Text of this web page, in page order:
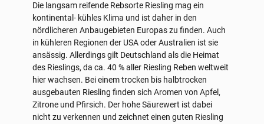
Die langsam reifende Rebsorte Riesling mag ein
kontinental- kühles Klima und ist daher in den
nördlicheren Anbaugebieten Europas zu finden. Auch
in kühleren Regionen der USA oder Australien ist sie
ansässig. Allerdings gilt Deutschland als die Heimat
des Rieslings, da ca. 40 % aller Riesling Reben weltweit
hier wachsen. Bei einem trocken bis halbtrocken
ausgebauten Riesling finden sich Aromen von Apfel,
Zitrone und Pfirsich. Der hohe Säurewert ist dabei
nicht zu verkennen und zeichnet einen guten Riesling